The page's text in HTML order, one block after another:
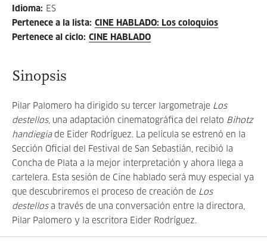
Idioma: ES
Pertenece a la lista: CINE HABLADO: Los coloquios
Pertenece al ciclo: CINE HABLADO
Sinopsis
Pilar Palomero ha dirigido su tercer largometraje Los
destellos, una adaptación cinematográfica del relato Bihotz
handiegiade Eider Rodríguez. La película se estrenó en la
Sección Oficial del Festival de San Sebastián, recibió la
Concha de Plata a la mejor interpretación y ahora llega a
cartelera. Esta sesión de Cine hablado será muy especial ya
que descubriremos el proceso de creación de Los
destellos a través de una conversación entre la directora,
Pilar Palomero y la escritora Eider Rodríguez.